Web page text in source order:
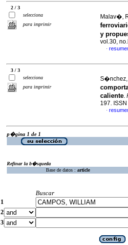
2 / 3
selecciona
para imprimir
Malav�,
y
vol.30,
·
3 / 3
selecciona
para imprimir
S�nchez,
caliente.
197.
·
p�gina 1 de 1
Refinar la b�squeda
Base de datos : article
Buscar
1
2
3